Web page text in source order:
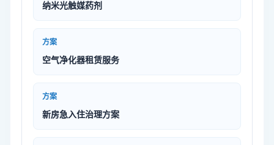
纳米光触媒药剂
方案
空气净化器租赁服务
方案
新房急入住治理方案